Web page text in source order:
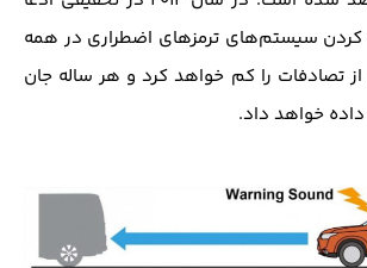
سیستم‌های ترمز‌های اضطراری در همه
۲۷ درصد از تصادفات را کم خواهد کرد و هر ساله جان